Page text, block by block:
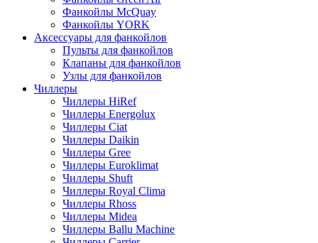
Фанкойлы McQuay
Фанкойлы YORK
Аксессуары для фанкойлов
Пульты для фанкойлов
Клапаны для фанкойлов
Узлы для фанкойлов
Чиллеры
Чиллеры HiRef
Чиллеры Energolux
Чиллеры Ciat
Чиллеры Daikin
Чиллеры Gree
Чиллеры Euroklimat
Чиллеры Shuft
Чиллеры Royal Clima
Чиллеры Rhoss
Чиллеры Midea
Чиллеры Ballu Machine